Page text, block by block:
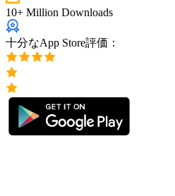
10+ Million Downloads
十分なApp Store評価：